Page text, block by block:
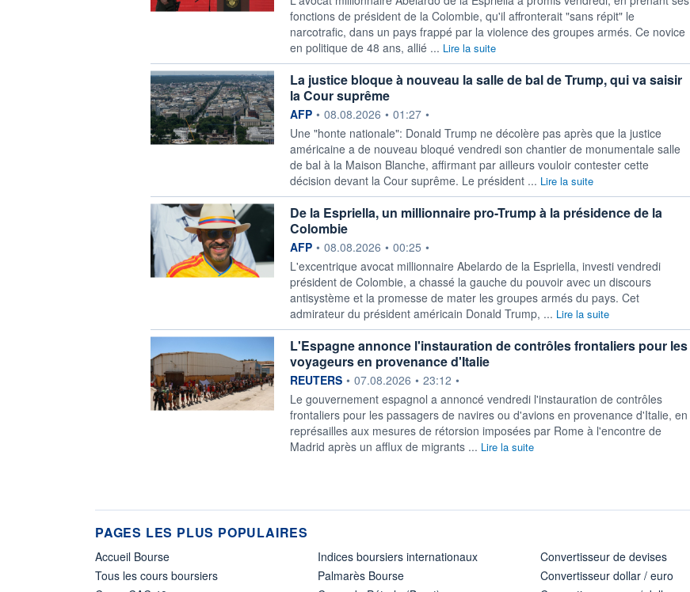
fonctions de président de la Colombie, qu'il affronterait "sans répit" le
narcotrafic, dans un pays frappé par la violence des groupes armés. Ce novice
en politique de 48 ans, allié ... Lire la suite
La justice bloque à nouveau la salle de bal de Trump, qui va saisir
la Cour suprême
information fournie par
AFP • 08.08.2026 • 01:27 •
Une "honte nationale": Donald Trump ne décolère pas après que la justice
américaine a de nouveau bloqué vendredi son chantier de monumentale salle
de bal à la Maison Blanche, affirmant par ailleurs vouloir contester cette
décision devant la Cour suprême. Le président ... Lire la suite
De la Espriella, un millionnaire pro-Trump à la présidence de la
Colombie
information fournie par
AFP • 08.08.2026 • 00:25 •
L'excentrique avocat millionnaire Abelardo de la Espriella, investi vendredi
président de Colombie, a chassé la gauche du pouvoir avec un discours
antisystème et la promesse de mater les groupes armés du pays. Cet
admirateur du président américain Donald Trump, ... Lire la suite
L'Espagne annonce l'instauration de contrôles frontaliers pour les
voyageurs en provenance d'Italie
information fournie par
REUTERS • 07.08.2026 • 23:12 •
‌Le gouvernement espagnol a ​annoncé vendredi l'instauration de contrôles
frontaliers pour les passagers ​de navires ou d'avions en ​provenance d'Italie, en
⁠représailles aux mesures de ‌rétorsion imposées par Rome à l'encontre de ​
Madrid ‌après un afflux de ⁠migrants ... Lire la suite
PAGES LES PLUS POPULAIRES
Accueil Bourse
Tous les cours boursiers
Indices boursiers internationaux
Palmarès Bourse
Convertisseur de devises
Convertisseur dollar / euro